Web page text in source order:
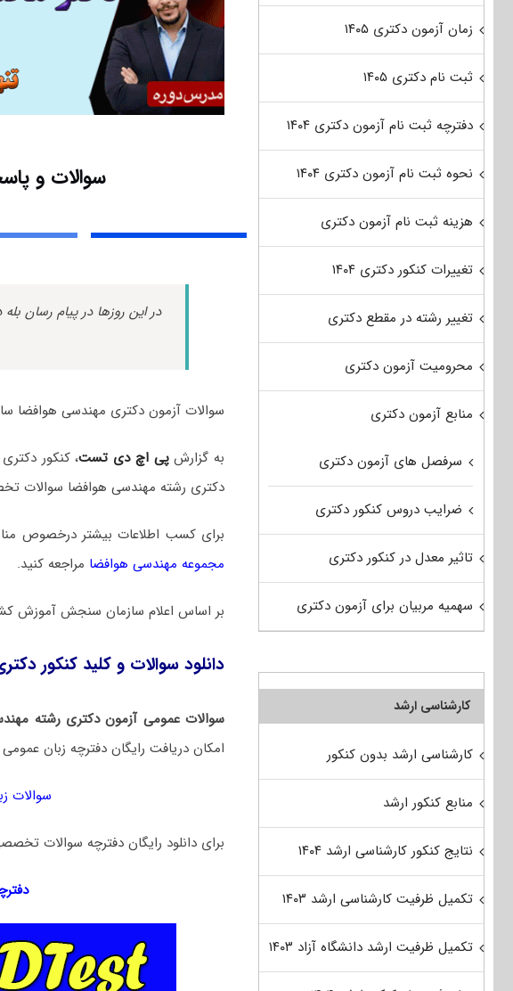
سوالات و
در این روزها در پیام رسان بله
سوالات آزمون دکتری مهندسی هوافضا سال ۱۴۰۵ به همراه پاسخنامه کلیدی توسط سازمان سنجش
به گزارشپی اچ دی تست
دکتری رشته مهندسی هوافضا سوالات
برای کسب اطلاعات بیشتر درخصوص
مجموعه مهندسی هوافضا مراجعه کنید.
بر اساس اعلام سازمان سنجش آموزش
دانلود سوالات و کلید کنکور
سوالات عمومی آزمون دکتری رشته
امکان دریافت رایگان دفترچه زبان
سوالات
برای دانلود رایگان دفترچه سوالات تخصصی کنکور دکتری ۱۴۰۵ مهندسی
زمان آزمون دکتری ۱۴۰۵
ثبت نام دکتری ۱۴۰۵
دفترچه ثبت نام آزمون دکتری ۱۴۰۴
نحوه ثبت نام آزمون دکتری ۱۴۰۴
هزینه ثبت نام آزمون دکتری
تغییرات کنکور دکتری ۱۴۰۴
تغییر رشته در مقطع دکتری
محرومیت آزمون دکتری
منابع آزمون دکتری
سرفصل های آزمون دکتری
ضرایب دروس کنکور دکتری
تاثیر معدل در کنکور دکتری
سهمیه مربیان برای آزمون دکتری
کارشناسی ارشد
کارشناسی ارشد بدون کنکور
منابع کنکور ارشد
نتایج کنکور کارشناسی ارشد ۱۴۰۴
تکمیل ظرفیت کارشناسی ارشد ۱۴۰۳
تکمیل ظرفیت ارشد دانشگاه آزاد ۱۴۰۳